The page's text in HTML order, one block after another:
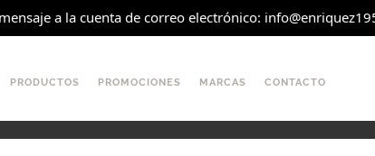
a la cuenta de correo electrónico: info@enriquez1951.es
PRODUCTOS PROMOCIONES MARCAS CONTACTO